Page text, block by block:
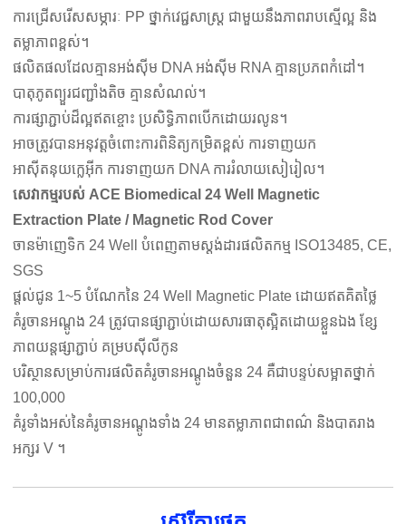
ការជ្រើសរើសសម្ភារៈ PP ថ្នាក់វេជ្ជសាស្ត្រ ជាមួយនឹងភាពរាបស្មើល្អ និង
តម្លាភាពខ្ពស់។
ផលិតផលដែលគ្មានអង់ស៊ីម DNA អង់ស៊ីម RNA គ្មានប្រភពកំដៅ។
បាតុភូតព្យួរជញ្ជាំងតិច គ្មានសំណល់។
ការផ្សាភ្ជាប់ដ៏ល្អឥតខ្ចោះ ប្រសិទ្ធិភាពបើកដោយរលូន។
អាចត្រូវបានអនុវត្តចំពោះការពិនិត្យកម្រិតខ្ពស់ ការទាញយក
អាស៊ីតនុយក្លេអ៊ីក ការទាញយក DNA ការរំលាយសៀរៀល។
សេវាកម្មរបស់ ACE Biomedical 24 Well Magnetic
Extraction Plate / Magnetic Rod Cover
ចានម៉ាញេទិក 24 Well បំពេញតាមស្តង់ដារផលិតកម្ម ISO13485, CE,
SGS
ផ្តល់ជូន 1~5 បំណែកនៃ 24 Well Magnetic Plate ដោយឥតគិតថ្លៃ
គំរូចានអណ្តូង 24 ត្រូវបានផ្សាភ្ជាប់ដោយសារធាតុស្អិតដោយខ្លួនឯង ខ្សែ
ភាពយន្តផ្សាភ្ជាប់ គម្របស៊ីលីកូន
បរិស្ថានសម្រាប់ការផលិតគំរូចានអណ្តូងចំនួន 24 គឺជាបន្ទប់សម្អាតថ្នាក់
100,000
គំរូទាំងអស់នៃគំរូចានអណ្តូងទាំង 24 មានតម្លាភាពជាពណ៌ និងបាតរាង
អក្សរ V ។